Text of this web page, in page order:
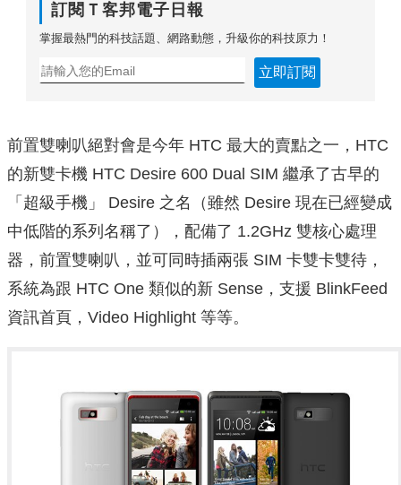
訂閱Ｔ客邦電子日報
掌握最熱門的科技話題、網路動態，升級你的科技原力！
立即訂閱
前置雙喇叭絕對會是今年 HTC 最大的賣點之一，HTC
的新雙卡機 HTC Desire 600 Dual SIM 繼承了古早的
「超級手機」 Desire 之名（雖然 Desire 現在已經變成
中低階的系列名稱了），配備了 1.2GHz 雙核心處理
器，前置雙喇叭，並可同時插兩張 SIM 卡雙卡雙待，
系統為跟 HTC One 類似的新 Sense，支援 BlinkFeed
資訊首頁，Video Highlight 等等。